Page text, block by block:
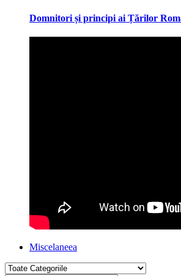
Domnitori și principi ai Țărilor
Miscelaneea